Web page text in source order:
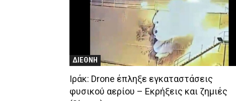
ΔΙΕΘΝΗ
Ιράκ: Drone έπληξε εγκαταστάσεις
φυσικού αερίου – Εκρήξεις και ζημιές